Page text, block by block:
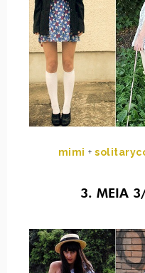
mimi +
3. MEIA 3/